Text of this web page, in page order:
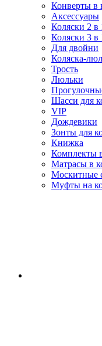
Конверты в
Аксессуары
Коляски 2 в
Коляски 3 в
Для двойни
Коляска-
Трость
Люльки
Шасси для
VIP
Дождевики
Зонты для
Книжка
Комплекты
Матрасы в
Москитные
Муфты на